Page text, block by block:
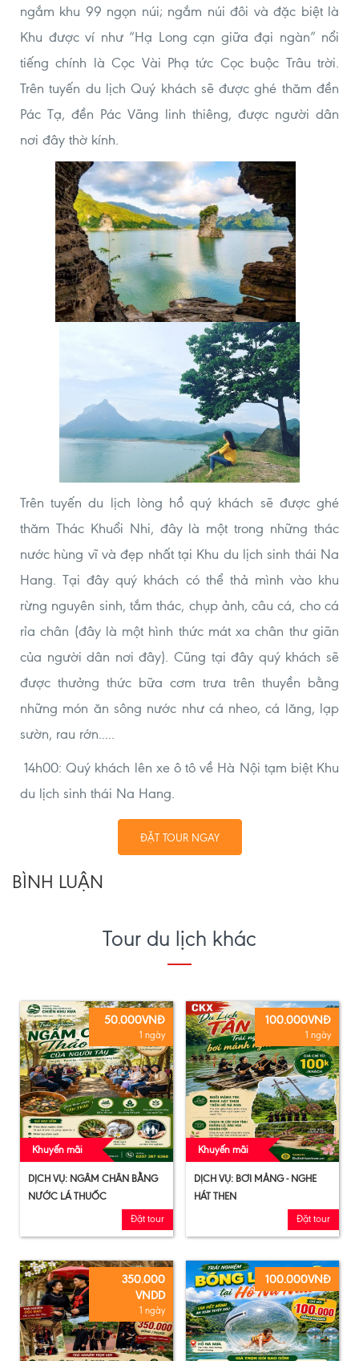
ngắm khu 99 ngọn núi; ngắm núi đôi và đặc biệt là
Khu được ví như “Hạ Long cạn giữa đại ngàn” nổi
tiếng chính là Cọc Vài Phạ tức Cọc buộc Trâu trời.
Trên tuyến du lịch Quý khách sẽ được ghé thăm đền
Pác Tạ, đền Pác Vãng linh thiêng, được người dân
nơi đây thờ kính.
Trên tuyến du lịch lòng hồ quý khách sẽ được ghé
thăm Thác Khuổi Nhi, đây là một trong những thác
nước hùng vĩ và đẹp nhất tại Khu du lịch sinh thái Na
Hang. Tại đây quý khách có thể thả mình vào khu
rừng nguyên sinh, tắm thác, chụp ảnh, câu cá, cho cá
rỉa chân (đây là một hình thức mát xa chân thư giãn
của người dân nơi đây). Cũng tại đây quý khách sẽ
được thưởng thức bữa cơm trưa trên thuyền bằng
những món ăn sông nước như cá nheo, cá lăng, lạp
sườn, rau rớn.....
14h00: Quý khách lên xe ô tô về Hà Nội tạm biệt Khu
du lịch sinh thái Na Hang.
ĐẶT TOUR NGAY
BÌNH LUẬN
Tour du lịch khác
Khuyến mãi
50.000VNĐ
1 ngày
DỊCH VỤ: NGÂM CHÂN BẰNG
NƯỚC LÁ THUỐC
Đặt tour
Khuyến mãi
100.000VNĐ
1 ngày
DỊCH VỤ: BƠI MẢNG - NGHE
HÁT THEN
Đặt tour
350.000
VNDD
1 ngày
100.000VNĐ